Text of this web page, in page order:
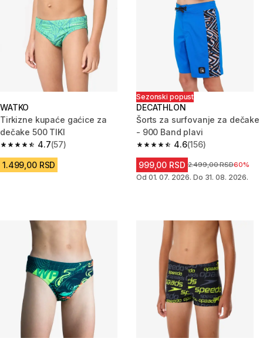
WATKO
Tirkizne kupaće gaćice za
dečake 500 TIKI
4.7
4.7 od 5 zvezdica from 57 Recenzije
(57)
1.499,00 RSD
Sezonski popust
DECATHLON
Šorts za surfovanje za dečake
- 900 Band plavi
4.6
4.6 od 5 zvezdica from 156
(156)
999,00 RSD Cena pre sniženja
2.499,00 RSD60%
Od 01. 07. 2026. Do 31. 08. 2026.